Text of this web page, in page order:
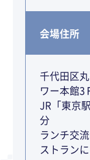
会場住所
千代田区
ワー本館3
JR「東京
分
ランチ交
ストラン